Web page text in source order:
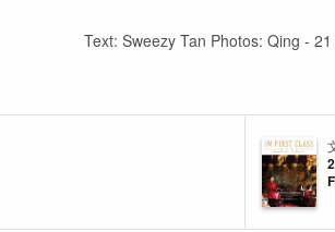
Text: Sweezy Tan Photos: Qing -